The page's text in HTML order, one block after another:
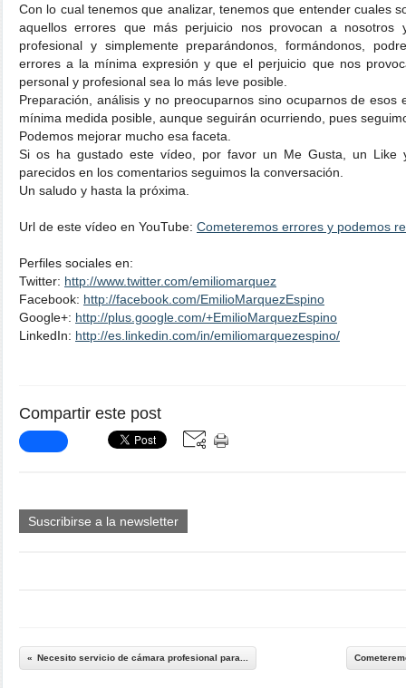
Con lo cual tenemos que analizar, tenemos que entender cuales
aquellos errores que más perjuicio nos provocan a nosotros
profesional y simplemente preparándonos, formándonos,
errores a la mínima expresión y que el perjuicio que nos
personal y profesional sea lo más leve posible.
Preparación, análisis y no preocuparnos sino ocuparnos de
mínima medida posible, aunque seguirán ocurriendo, pues
Podemos mejorar mucho esa faceta.
Si os ha gustado este vídeo, por favor un Me Gusta, un Like
parecidos en los comentarios seguimos la conversación.
Un saludo y hasta la próxima.
Url de este vídeo en YouTube: Cometeremos errores y podemos
Perfiles sociales en:
Twitter: http://www.twitter.com/emiliomarquez
Facebook: http://facebook.com/EmilioMarquezEspino
Google+: http://plus.google.com/+EmilioMarquezEspino
LinkedIn: http://es.linkedin.com/in/emiliomarquezespino/
Compartir este post
Suscribirse a la newsletter
Necesito servicio de cámara profesional para...